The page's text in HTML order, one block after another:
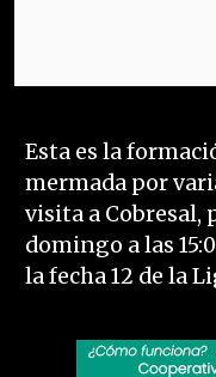
Esta es la
mermada por
visita a Cobresal,
domingo a las
la fecha 12 de la